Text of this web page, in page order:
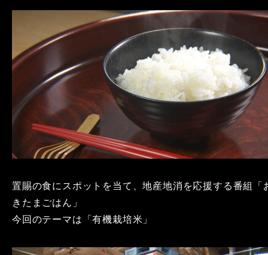
置賜の食にスポットを当て、地産地消を応援する番組「
きたまごはん」
今回のテーマは「有機栽培米」